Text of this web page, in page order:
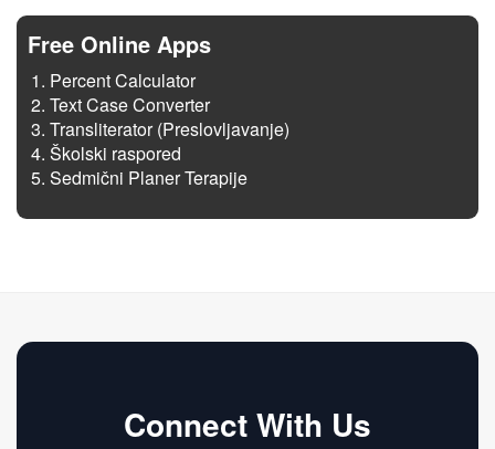
Free Online Apps
Percent Calculator
Text Case Converter
Transliterator (Preslovljavanje)
Školski raspored
Sedmični Planer Terapije
Connect With Us